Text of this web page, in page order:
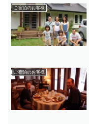
ご宿泊のお客様
ご宿泊のお客様